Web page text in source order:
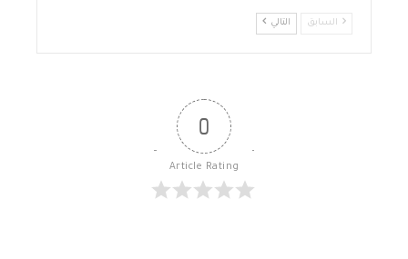
السابق التالي
0
Article Rating